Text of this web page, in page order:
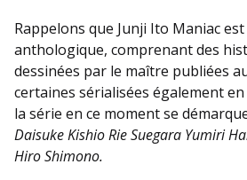
Rappelons que Junji Ito Maniac
anthologique, comprenant des
dessinées par le maître publiées
certaines sérialisées également
la série en ce moment se
Daisuke Kishio Rie Suegara Yumiri
Hiro Shimono.